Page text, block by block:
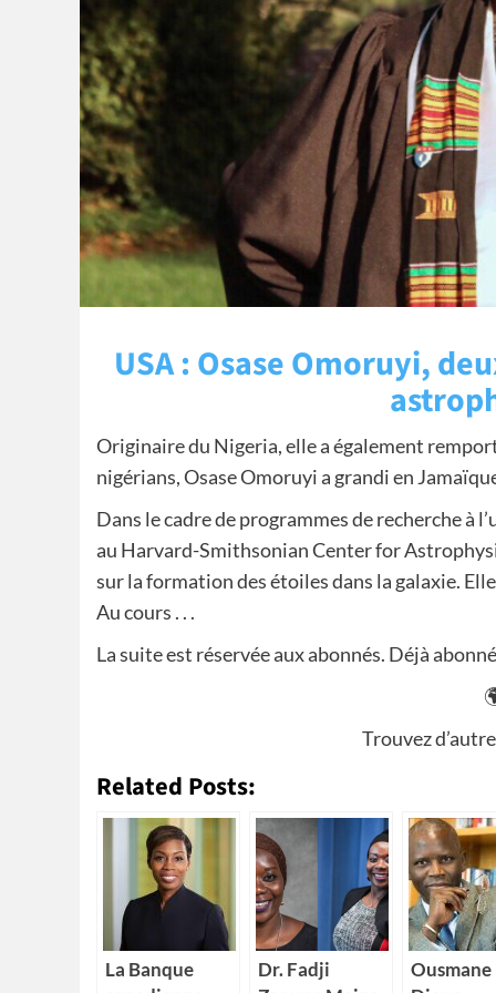
USA : Osase Omoruyi,
Originaire du Nigeria, elle a également
nigérians, Osase Omoruyi a grandi en
Dans le cadre de programmes de recherche à
au Harvard-Smithsonian Center for
sur la formation des étoiles dans la galaxie.
Au cours . . .
La suite est réservée aux abonnés. Déjà
Trouvez
Related Posts:
La Banque
Dr. Fadji
Ousmane